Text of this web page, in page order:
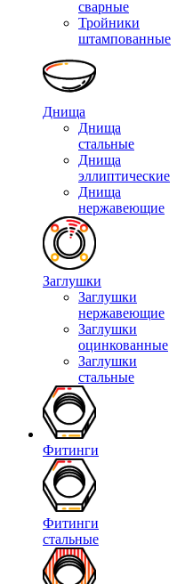
сварные
Тройники
штампованные
Днища
Днища
стальные
Днища
эллиптические
Днища
нержавеющие
Заглушки
Заглушки
нержавеющие
Заглушки
оцинкованные
Заглушки
стальные
Фитинги
Фитинги
стальные